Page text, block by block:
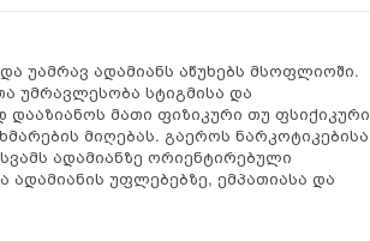
უამრავ ადამიანს აწუხებს მსოფლიოში.
უმრავლესობა სტიგმისა და
დააზიანოს მათი ფიზიკური თუ ფსიქიკური
მიღებას. გაეროს ნარკოტიკებისა
ადამიანზე ორიენტირებული
უფლებებზე, ემპათიასა და